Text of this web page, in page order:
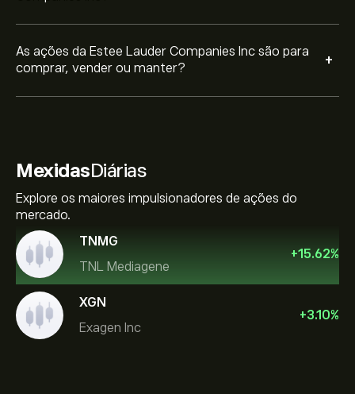
As ações da Estee Lauder Companies Inc são para
comprar, vender ou manter?
+
MexidasDiárias
Explore os maiores impulsionadores de ações do
mercado.
TNMG
TNL Mediagene
+15.62%
XGN
Exagen Inc
+3.10%